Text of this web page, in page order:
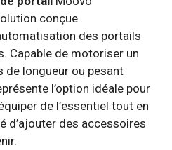
conçue
des portails
Capable de motoriser un
de longueur ou pesant
l’option idéale pour
de l’essentiel tout en
d’ajouter des accessoires